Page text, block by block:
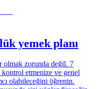
yemek planı
olmak zorunda değil. 7
etmenize ve genel
olabileceğini öğrenin.